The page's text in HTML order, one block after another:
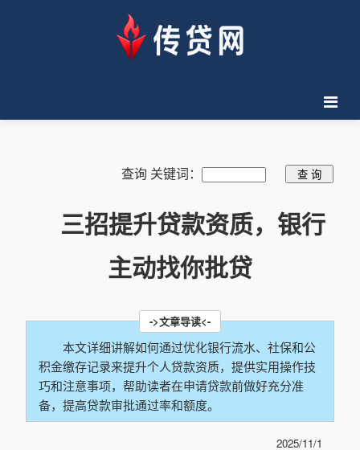
查询 关键词：
三招提升贷款资质，银行
主动找你批贷
本文详细讲解如何通过优化银行流水、社保和公
积金缴存记录来提升个人贷款资质，提供实用操作技
巧和注意事项，帮助读者在申请贷款前做好充分准
备，提高贷款审批通过率和额度。
2025/11/1